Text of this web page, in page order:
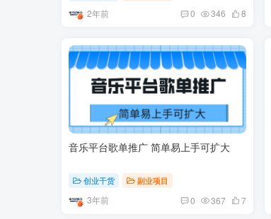
2年前 0 346 8
音乐平台歌单推广 简单易上手可扩大
创业干货 副业项目
3年前 0 367 7